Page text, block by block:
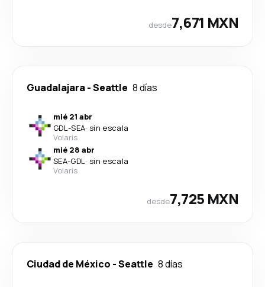
desde7,671 MXN
Guadalajara-Seattle 8 días
mié 21 abr
GDL-SEA· sin escala
Volaris
mié 28 abr
SEA-GDL· sin escala
Volaris
desde7,725 MXN
Ciudad de México -Seattle 8 días